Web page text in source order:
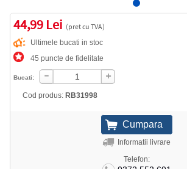
44,99 Lei (pret cu TVA)
Ultimele bucati in stoc
45 puncte de fidelitate
Bucati:
Cod produs: RB31998
Informatii livrare
Telefon: